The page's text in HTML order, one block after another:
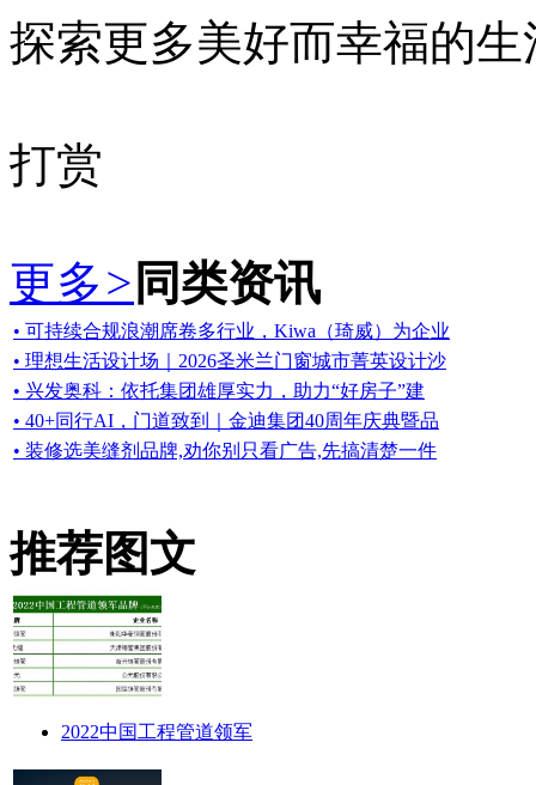
探索更多美好而幸福的
打赏
更多> 同类资讯
• 可持续合规浪潮席卷多行业，Kiwa（琦威）为企业
• 理想生活设计场｜2026圣米兰门窗城市菁英设计沙
• 兴发奥科：依托集团雄厚实力，助力“好房子”建
• 40+同行AI，门道致到｜金迪集团40周年庆典暨品
• 装修选美缝剂品牌,劝你别只看广告,先搞清楚一件
推荐图文
2022中国工程管道领军